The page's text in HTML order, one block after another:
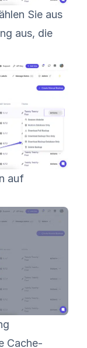
Sie aus
aus, die
auf
Cache-